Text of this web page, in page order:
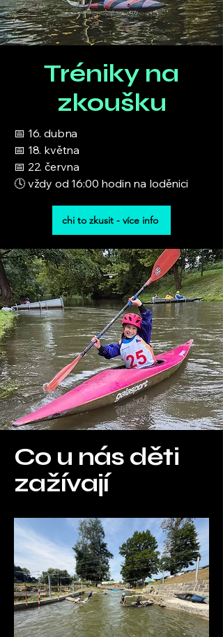
Tréniky na
zkoušku
📅 16. dubna
📅 18. května
📅 22. června
🕓 vždy od 16:00 hodin na loděnici
chi to zkusit - více info
Co u nás děti
zažívají